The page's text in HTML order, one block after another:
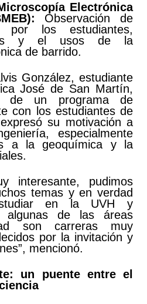
Electrónica
Observación de
por los estudiantes,
y el usos de la
de barrido.
González, estudiante
José de San Martín,
de un programa de
con los estudiantes de
su motivación a
especialmente
a la geoquímica y la
interesante, pudimos
temas y en verdad
en la UVH y
algunas de las áreas
son carreras muy
por la invitación y
mencionó.
un puente entre el